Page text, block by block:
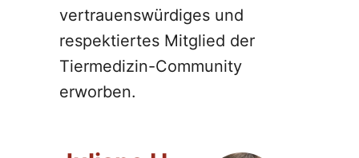
vertrauenswürdiges und
respektiertes Mitglied der
Tiermedizin-Community
erworben.